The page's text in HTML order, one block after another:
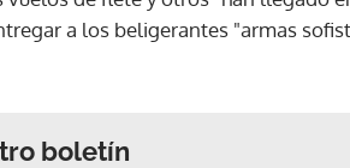
a los beligerantes "armas
boletín